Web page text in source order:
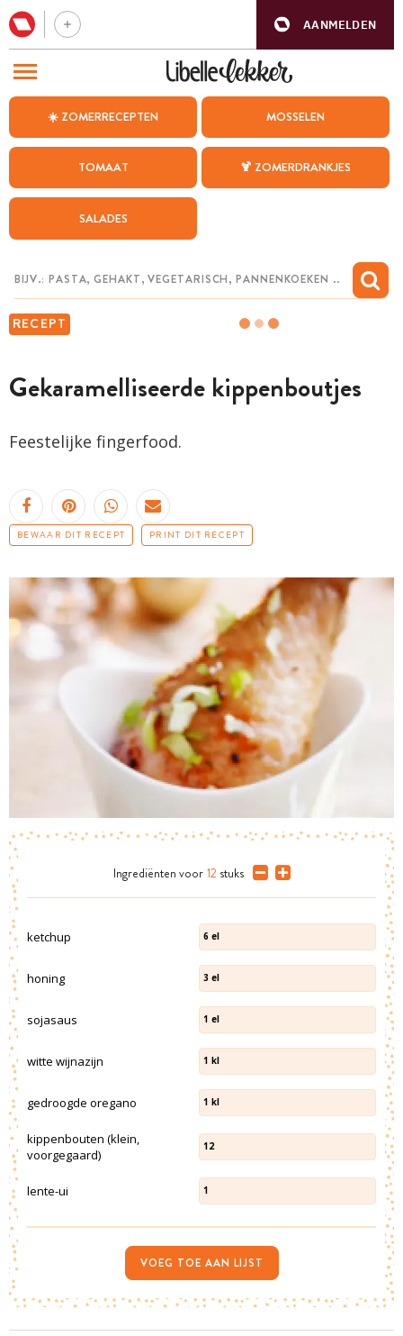
AANMELDEN
☀️ ZOMERRECEPTEN MOSSELEN
TOMAAT 🍹 ZOMERDRANKJES
SALADES
RECEPT
Gekaramelliseerde kippenboutjes
Feestelijke fingerfood.
BEWAAR DIT RECEPT PRINT DIT RECEPT
Ingrediënten voor 12 stuks
ketchup 6 el
honing 3 el
sojasaus 1 el
witte wijnazijn 1 kl
gedroogde oregano 1 kl
kippenbouten (klein,
voorgegaard)
12
lente-ui 1
VOEG TOE AAN LIJST
BEZOEK ONZE ANDERE WEBSITES
WEEKMENU
CHAT MET MAIA
MIJN BEWAARDE RECEPTEN